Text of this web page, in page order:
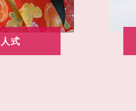
式